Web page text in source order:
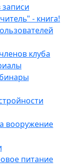
- книга!
клуба
вооружение
питание